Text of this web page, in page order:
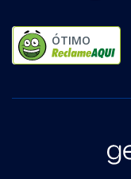
ÓTIMO